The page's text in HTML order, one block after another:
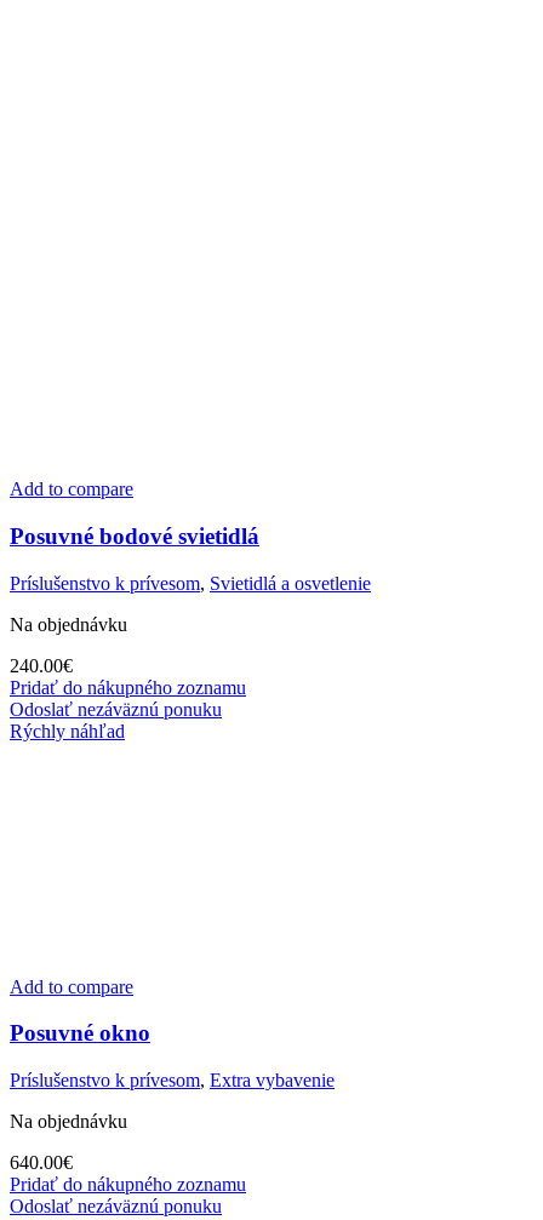
Add to compare
Posuvné bodové svietidlá
Príslušenstvo k prívesom, Svietidlá a osvetlenie
Na objednávku
240.00€
Pridať do nákupného zoznamu
Odoslať nezáväznú ponuku
Rýchly náhľad
Add to compare
Posuvné okno
Príslušenstvo k prívesom, Extra vybavenie
Na objednávku
640.00€
Pridať do nákupného zoznamu
Odoslať nezáväznú ponuku